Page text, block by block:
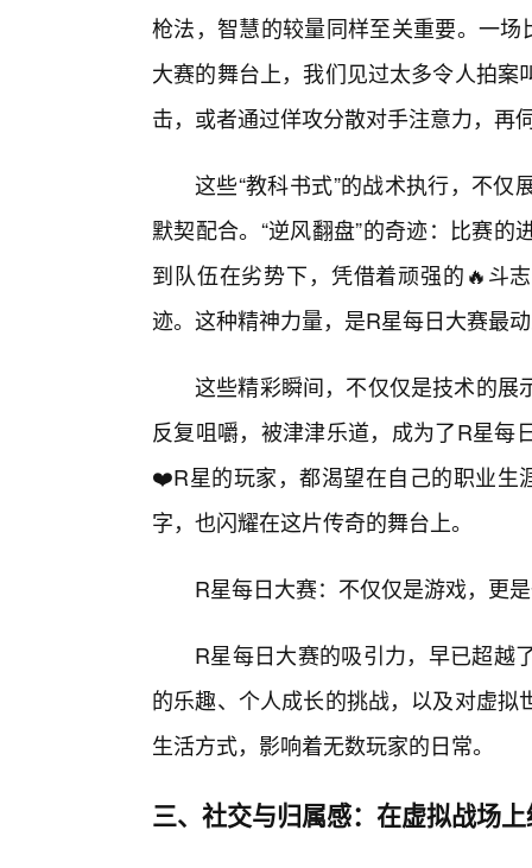
枪法，智慧的较量同样至关重要。一
大赛的舞台上，我们见过太多令人拍
击，或者通过佯攻分散对手注意力，再
这些“教科书式”的战术执行，不
默契配合。“逆风翻盘”的奇迹：比赛
到队伍在劣势下，凭借着顽强的🔥斗
迹。这种精神力量，是R星每日大赛最
这些精彩瞬间，不仅仅是技术的展
反复咀嚼，被津津乐道，成为了R星每
❤️R星的玩家，都渴望在自己的职业生
字，也闪耀在这片传奇的舞台上。
R星每日大赛：不仅仅是游戏，更
R星每日大赛的吸引力，早已超越
的乐趣、个人成长的挑战，以及对虚
生活方式，影响着无数玩家的日常。
三、社交与归属感：在虚拟战场